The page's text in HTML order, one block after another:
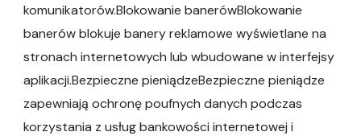
komunikatorów.Blokowanie banerówBlokowanie
banerów blokuje banery reklamowe wyświetlane na
stronach internetowych lub wbudowane w interfejsy
aplikacji.Bezpieczne pieniądzeBezpieczne pieniądze
zapewniają ochronę poufnych danych podczas
korzystania z usług bankowości internetowej i